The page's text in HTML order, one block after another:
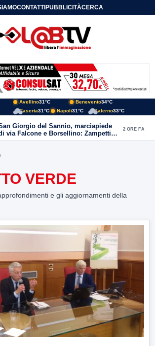
CONTATTIPUBBLICITÀCERCA
Avellino31°C Benevento34°C
Caserta31°C Napoli31°C Salerno33°C
Giorgio del Sannio, marciapiede
via Falcone e Borsellino: Zampetti e
replicano alle polemiche
2 ORE FA
VERDE
e gli aggiornamenti della